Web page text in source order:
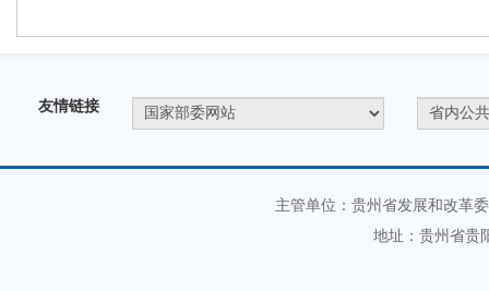
友情链接
主管单位：贵州省发展和改革
地址：贵州省贵